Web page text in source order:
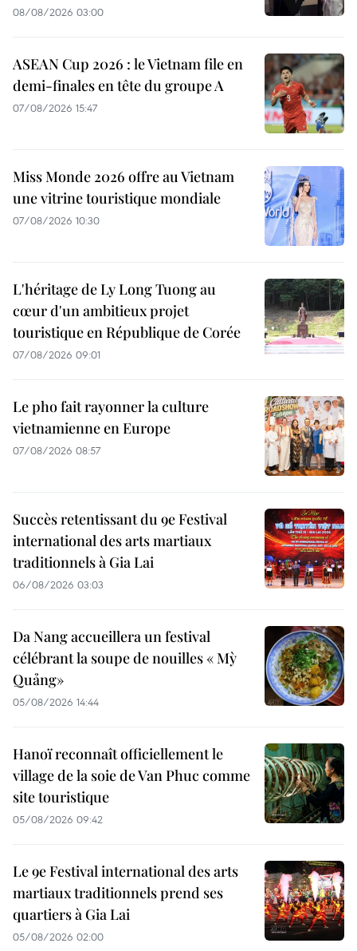
08/08/2026 03:00
ASEAN Cup 2026 : le Vietnam file en
demi-finales en tête du groupe A
07/08/2026 15:47
Miss Monde 2026 offre au Vietnam
une vitrine touristique mondiale
07/08/2026 10:30
L'héritage de Ly Long Tuong au
cœur d'un ambitieux projet
touristique en République de Corée
07/08/2026 09:01
Le pho fait rayonner la culture
vietnamienne en Europe
07/08/2026 08:57
Succès retentissant du 9e Festival
international des arts martiaux
traditionnels à Gia Lai
06/08/2026 03:03
Da Nang accueillera un festival
célébrant la soupe de nouilles « Mỳ
Quảng»
05/08/2026 14:44
Hanoï reconnaît officiellement le
village de la soie de Van Phuc comme
site touristique
05/08/2026 09:42
Le 9e Festival international des arts
martiaux traditionnels prend ses
quartiers à Gia Lai
05/08/2026 02:00